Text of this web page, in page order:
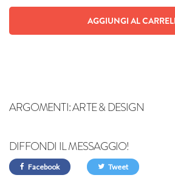
AGGIUNGI AL
ARGOMENTI:ARTE & DESIGN
DIFFONDI IL MESSAGGIO!
Facebook Tweet